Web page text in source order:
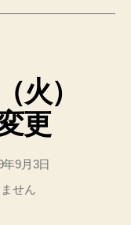
火）
更
年9月3日
せん